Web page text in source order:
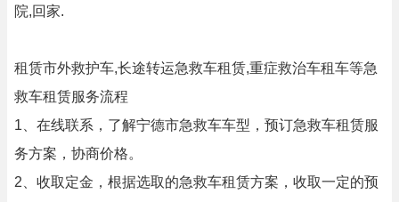
院,回家.
租赁市外救护车,长途转运急救车租赁,重症救治车租车等急
救车租赁服务流程
1、在线联系，了解宁德市急救车车型，预订急救车租赁服
务方案，协商价格。
2、收取定金，根据选取的急救车租赁方案，收取一定的预